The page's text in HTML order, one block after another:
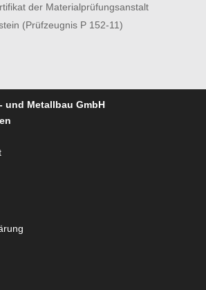
der Materialprüfungsanstalt
(Prüfzeugnis P 152-11)
und Metallbau GmbH